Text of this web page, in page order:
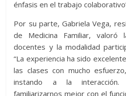
énfasis en el trabajo
Por su parte, Gabriela Vega,
de Medicina Familiar, valoró
docentes y la modalidad
“La experiencia ha sido
las clases con mucho
instando a la
familiarizarnos mejor con el